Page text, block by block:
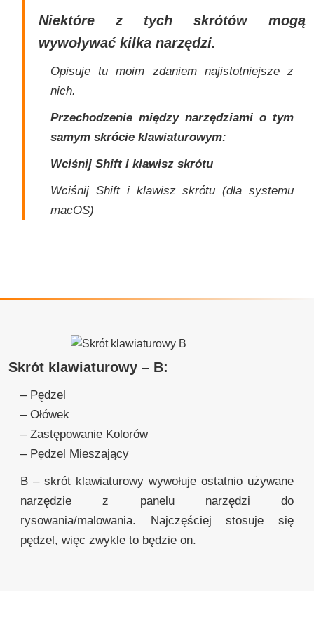
Niektóre z tych skrótów mogą
wywoływać kilka narzędzi.
Opisuje tu moim zdaniem najistotniejsze z
nich.
Przechodzenie między narzędziami o tym
samym skrócie klawiaturowym:
Wciśnij Shift i klawisz skrótu
Wciśnij Shift i klawisz skrótu (dla systemu
macOS)
Skrót klawiaturowy – B:
– Pędzel
– Ołówek
– Zastępowanie Kolorów
– Pędzel Mieszający
B – skrót klawiaturowy wywołuje ostatnio używane
narzędzie z panelu narzędzi do
rysowania/malowania. Najczęściej stosuje się
pędzel, więc zwykle to będzie on.